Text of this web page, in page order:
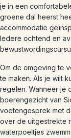
je in een
groene dal heerst
accommodatie
Iedere ochtend en
Om de omgeving te
te maken. Als je wilt
regelen. Wanneer je
boerengezicht van
voetengesprek met
over de uitgestrekte
waterpoeltjes